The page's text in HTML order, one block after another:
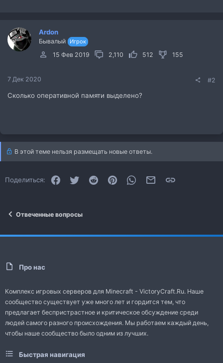
Ardon
Бывалый Игрок
15 Фев 2019 2,110 512 155
7 Дек 2020 #2
Сколько оперативной памяти выделено?
В этой теме нельзя размещать новые ответы.
Поделиться: FacebookTwitter Reddit PinterestWhatsAppЭлектронная почта
Отвеченные вопросы
Про нас
Комплекс игровых серверов для Minecraft - VictoryCraft.Ru. Наше
сообщество существует уже много лет и гордится тем, что
предлагает беспристрастное и критическое обсуждение среди
людей самого разного происхождения. Мы работаем каждый день,
чтобы наше сообщество было одним из лучших.
Быстрая навигация